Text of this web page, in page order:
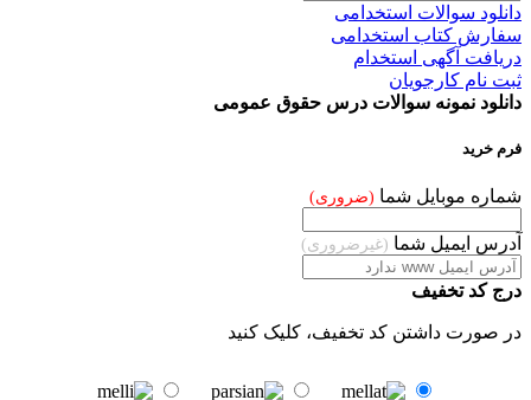
دانلود سوالات استخدامی
سفارش کتاب استخدامی
دریافت آگهی استخدام
ثبت نام کارجویان
دانلود نمونه سوالات درس حقوق عمومی
فرم خرید
شماره موبایل شما (ضروری)
آدرس ایمیل شما (غیرضروری)
درج کد تخفیف
در صورت داشتن کد تخفیف، کلیک کنید